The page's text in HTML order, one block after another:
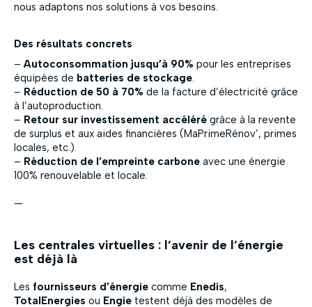
nous adaptons nos solutions à vos besoins.
Des résultats concrets
–Autoconsommation jusqu’à 90% pour les entreprises
équipées de batteries de stockage.
– Réduction de 50 à 70% de la facture d’électricité grâce
à l’autoproduction.
– Retour sur investissement accéléré grâce à la revente
de surplus et aux aides financières (MaPrimeRénov’, primes
locales, etc.).
– Réduction de l’empreinte carbone avec une énergie
100% renouvelable et locale.
—
Les centrales virtuelles : l’avenir de l’énergie
est déjà là
Les fournisseurs d’énergie comme Enedis,
TotalEnergies ou Engie testent déjà des modèles de